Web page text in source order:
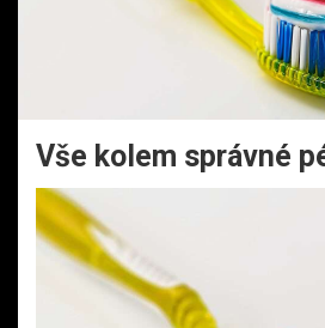
Vše kolem správné